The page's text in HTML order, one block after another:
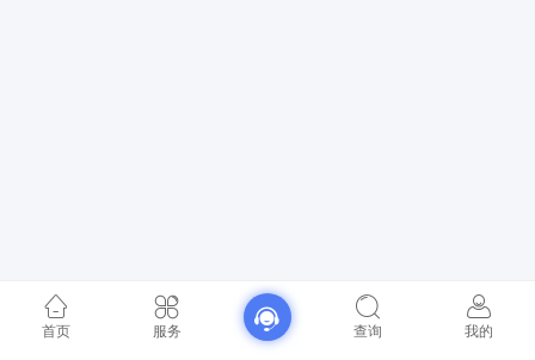
首页 服务 查询 我的